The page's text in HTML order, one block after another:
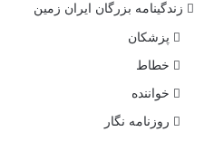
زندگینامه بزرگان ایران زمین
پزشکان
خطاط
خواننده
روزنامه نگار